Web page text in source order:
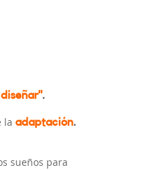
.
la adaptación.
sueños para